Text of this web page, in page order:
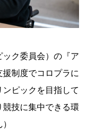
ック委員会）の『ア
制度でコロプラに
ピックを目指して
技に集中できる環